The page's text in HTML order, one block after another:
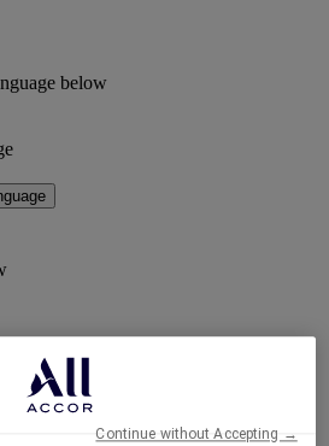
below
Continue without Accepting →